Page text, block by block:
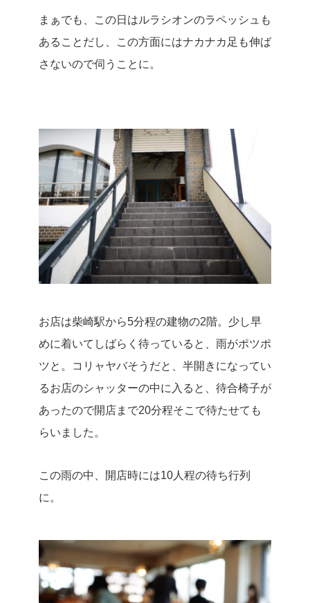
まぁでも、この日はルラシオンのラペッシュも
あることだし、この方面にはナカナカ足も伸ば
さないので伺うことに。
お店は柴崎駅から5分程の建物の2階。 少し早
めに着いてしばらく待っていると、雨がポツポ
ツと。
コリャヤバそうだと、半開きになってい
るお店のシャッターの中に入ると、待合椅子が
あったので開店まで20分程そこで待たせても
らいました。
この雨の中、開店時には10人程の待ち行列
に。